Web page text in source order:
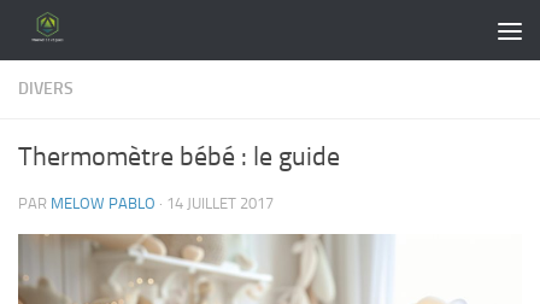
Skip to content
DIVERS
Thermomètre bébé : le guide
PAR MELOW PABLO · 14 JUILLET 2017